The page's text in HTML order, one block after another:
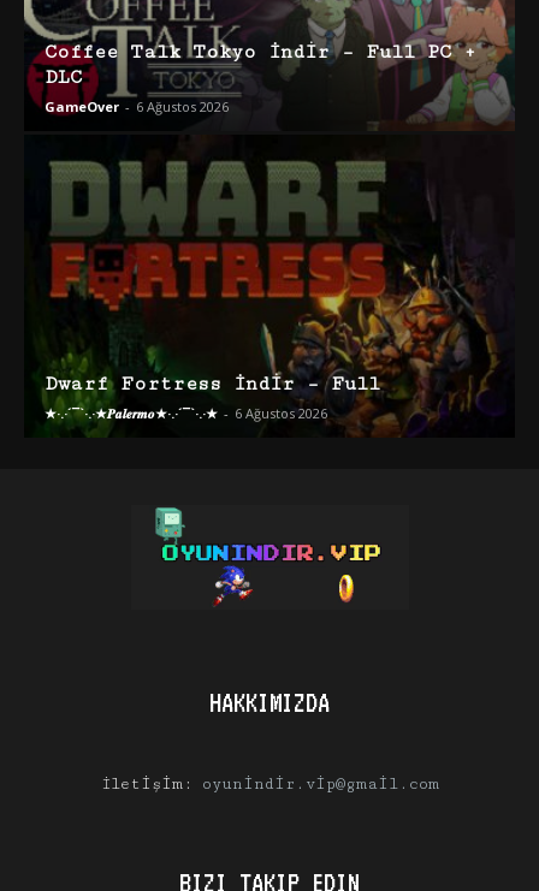
Coffee Talk Tokyo İndir – Full PC +
DLC
GameOver - 6 Ağustos 2026
Dwarf Fortress İndir – Full
★·.·´¯`·.·★𝑷𝒂𝒍𝒆𝒓𝒎𝒐★·.·´¯`·.·★ - 6 Ağustos 2026
HAKKIMIZDA
İletişim: oyunindir.vip@gmail.com
BIZI TAKIP EDIN